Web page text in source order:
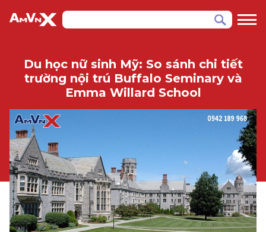
Du học nữ sinh Mỹ: So sánh chi tiết
trường nội trú Buffalo Seminary và
Emma Willard School